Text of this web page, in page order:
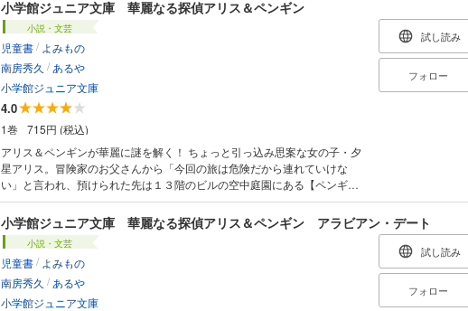
ジャラスな動物たちがあらわれて――!? 他にもゲーム好きな人ばかりを追
い回すトーイ男爵と戦ったり、今回もしっちゃかめっちゃかな事件を、華
小学館ジュニア文庫 華麗なる探偵アリス＆ペンギン
小説・文芸
児童書/ よみもの
南房秀久 / あるや
小学館ジュニア文庫
4.0
1巻
715円 (税込)
アリス＆ペンギンが華麗に謎を解く！ ちょっと引っ込み思案な女の子・夕
星アリス。冒険家のお父さんから「今回の旅は危険だから連れていけな
い」と言われ、預けられた先は１３階のビルの空中庭園にある【ペンギン
探偵社】！ そこの探偵はもちろんペンギンで！……え！？ペンギ
ン！？ アリスは探偵のししょー（ペンギン）から貰った、鏡の国に入れ
る不思議な指輪の力を使ってアリス＝リドルとして探偵助手をすること
に！ 美少女怪盗赤ずきんや少年探偵シュヴァリエが巻き起こす、難
（珍？）事件にアリス＆ペンギンが華麗に謎を解く！ ※シリーズ内で登録
されていない巻がございます。 ※この作品は底本と同じクオリティのイラ
ストが収録されています。
試し読み
フォロー
小学館ジュニア文庫 華麗なる探偵アリス＆ペンギン アラビアン・デート
小説・文芸
児童書/ よみもの
南房秀久 / あるや
小学館ジュニア文庫
試し読み
フォロー